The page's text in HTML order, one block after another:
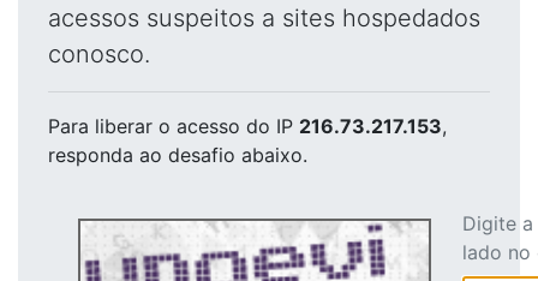
acessos suspeitos a sites hospedados
conosco.
Para liberar o acesso do IP 216.73.217.153,
responda ao desafio abaixo.
Digite
lado no